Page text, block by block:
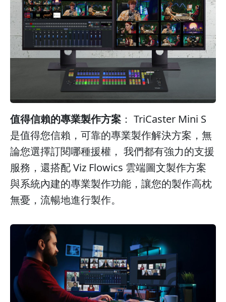
值得信賴的專業製作方案 ： TriCaster Mini S
是值得您信賴，可靠的專業製作解決方案，無
論您選擇訂閱哪種援權， 我們都有強力的支援
服務，還搭配 Viz Flowics 雲端圖文製作方案
與系統內建的專業製作功能，讓您的製作高枕
無憂，流暢地進行製作。